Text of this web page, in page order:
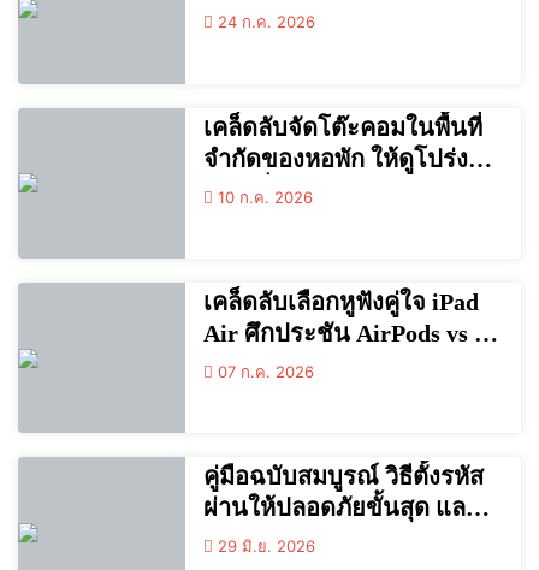
เงินเดือนต้องมีติดโต๊ะ!
24 ก.ค. 2026
เคล็ดลับจัดโต๊ะคอมในพื้นที่
จำกัดของหอพัก ให้ดูโปร่ง
และเพิ่มสมาธิในการเรียน
10 ก.ค. 2026
เคล็ดลับเลือกหูฟังคู่ใจ iPad
Air ศึกประชัน AirPods vs หู
ฟังแบรนด์นอกค่าย ตัวไหน
07 ก.ค. 2026
คู่มือฉบับสมบูรณ์ วิธีตั้งรหัส
ผ่านให้ปลอดภัยขั้นสุด และ
การใช้งาน Password
29 มิ.ย. 2026